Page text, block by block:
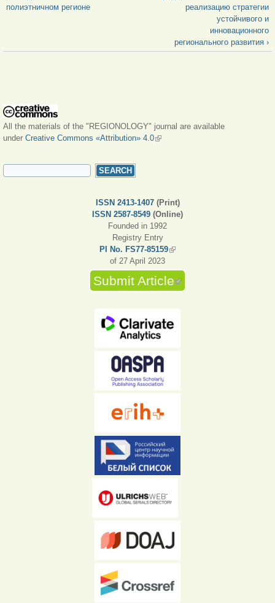
полиэтничном регионе
реализацию стратегии
устойчивого и
инновационного
регионального развития ›
All the materials of the "REGIONOLOGY" journal are available
under Creative Commons «Attribution» 4.0(link is external)
SEARCH FORM
ISSN 2413-1407(Print)
ISSN 2587-8549 (Online)
Founded in 1992
Registry Entry
PI No. FS77-85159(link is external)
of 27 April 2023
Submit Article(link is external)